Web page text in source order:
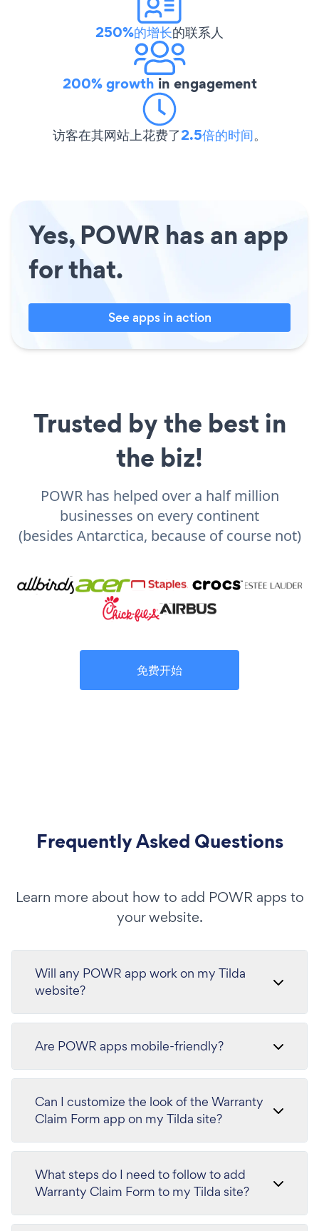
250%的增长的联系人
200% growth in engagement
访客在其网站上花费了2.5倍的时间。
Yes, POWR has an app
for that.
See apps in action
Trusted by the best in
the biz!
POWR has helped over a half million
businesses on every continent
(besides Antarctica, because of course not)
免费开始
Frequently Asked Questions
Learn more about how to add POWR apps to
your website.
Will any POWR app work on my Tilda
website?
Are POWR apps mobile-friendly?
Can I customize the look of the Warranty
Claim Form app on my Tilda site?
What steps do I need to follow to add
Warranty Claim Form to my Tilda site?